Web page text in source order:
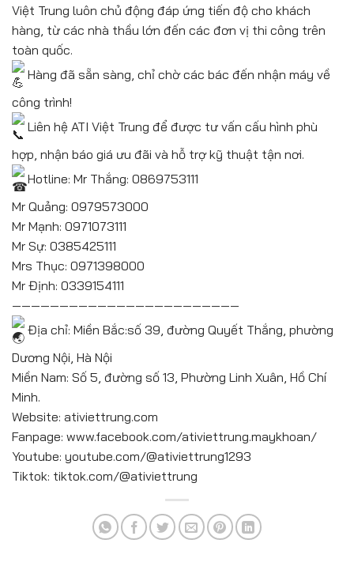
Việt Trung luôn chủ động đáp ứng tiến độ cho khách
hàng, từ các nhà thầu lớn đến các đơn vị thi công trên
toàn quốc.
Hàng đã sẵn sàng, chỉ chờ các bác đến nhận máy về
công trình!
Liên hệ ATI Việt Trung để được tư vấn cấu hình phù
hợp, nhận báo giá ưu đãi và hỗ trợ kỹ thuật tận nơi.
Hotline: Mr Thắng: 0869753111
Mr Quảng: 0979573000
Mr Mạnh: 0971073111
Mr Sự: 0385425111
Mrs Thục: 0971398000
Mr Định: 0339154111
————————————————————————
Địa chỉ: Miền Bắc:số 39, đường Quyết Thắng, phường
Dương Nội, Hà Nội
Miền Nam: Số 5, đường số 13, Phường Linh Xuân, Hồ Chí
Minh.
Website: ativiettrung.com
Fanpage: www.facebook.com/ativiettrung.maykhoan/
Youtube: youtube.com/@ativiettrung1293
Tiktok: tiktok.com/@ativiettrung